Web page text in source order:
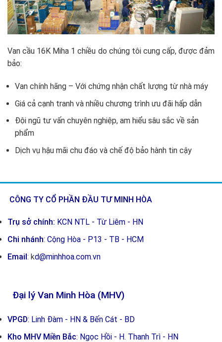
Van cầu 16K Miha 1 chiều do chúng tôi cung cấp, được đảm
bảo:
Van chính hãng – Với chứng nhận chất lượng từ nhà máy
Giá cả cạnh tranh và nhiều chương trình ưu đãi hấp dẫn
Đội ngũ tư vấn chuyên nghiệp, am hiểu sâu sắc về sản
phẩm
Dịch vụ hậu mãi chu đáo và chế độ bảo hành tin cậy
CÔNG TY CỔ PHẦN ĐẦU TƯ MINH HÒA
Trụ sở chính: KCN NTL - Từ Liêm - HN
Chi nhánh: Cộng Hòa - P13 - TB - HCM
Email: kd@minhhoa.com.vn
Đại lý Van Minh Hòa (MHV)
VPGD: Linh Đàm - HN & Bến Cát - BD
Kho MHV Miền Bắc: Ngọc Hồi - H. Thanh Trì - HN